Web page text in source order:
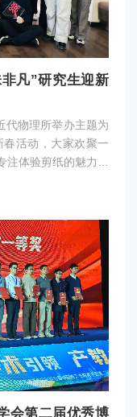
道文化社团学生们的
治老师为茶道文化社
术传递友好情谊。
结合的学习方式，提
代物理研究所与大
推动更多层次的学生
培养更多服务于我
凡”研究生迎新
代物理所举办主题为
春活动，大家欢聚一
体验剪纸的魅力、
的节日氛围，每一
场教学下投入到咖啡
手工制作，同学们
习、生活中的亲身
所也体验到了传统
图1 ：活动现场图
会第二届优秀博